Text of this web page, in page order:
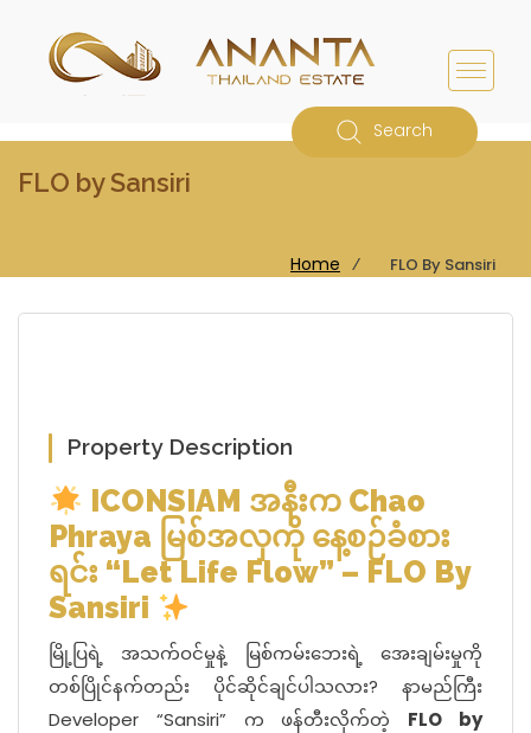
Search
FLO by Sansiri
Home ⁄ FLO By Sansiri
Property Description
ICONSIAM အနီးက Chao
Phraya မြစ်အလှကို နေ့စဉ်ခံစား
ရင်း “Let Life Flow” – FLO By
Sansiri
မြို့ပြရဲ့ အသက်ဝင်မှုနဲ့ မြစ်ကမ်းဘေးရဲ့ အေးချမ်းမှုကို
တစ်ပြိုင်နက်တည်း ပိုင်ဆိုင်ချင်ပါသလား? နာမည်ကြီး
Developer “Sansiri” က ဖန်တီးလိုက်တဲ့ FLO by